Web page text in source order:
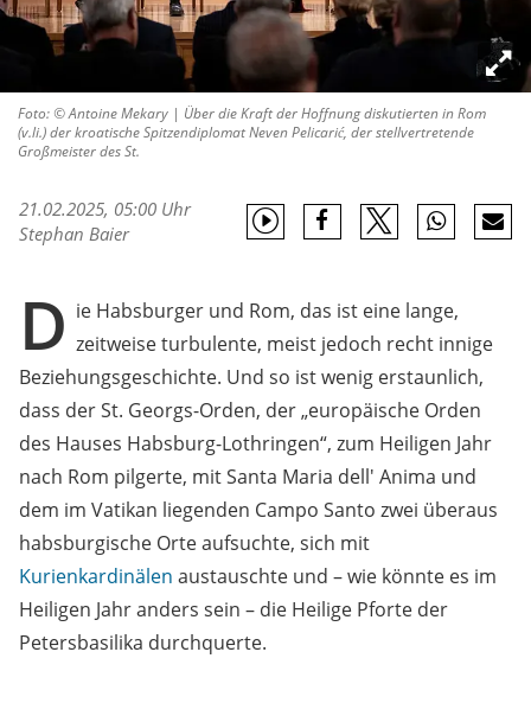
Foto: © Antoine Mekary | Über die Kraft der Hoffnung diskutierten in Rom
(v.li.) der kroatische Spitzendiplomat Neven Pelicarić, der stellvertretende
Großmeister des St.
21.02.2025, 05:00 Uhr
Stephan Baier
D ie Habsburger und Rom, das ist eine lange,
zeitweise turbulente, meist jedoch recht innige
Beziehungsgeschichte. Und so ist wenig erstaunlich,
dass der St. Georgs-Orden, der „europäische Orden
des Hauses Habsburg-Lothringen“, zum Heiligen Jahr
nach Rom pilgerte, mit Santa Maria dell' Anima und
dem im Vatikan liegenden Campo Santo zwei überaus
habsburgische Orte aufsuchte, sich mit
Kurienkardinälen austauschte und – wie könnte es im
Heiligen Jahr anders sein – die Heilige Pforte der
Petersbasilika durchquerte.